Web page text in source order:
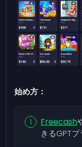
始め方：
Freecash
きるGPT